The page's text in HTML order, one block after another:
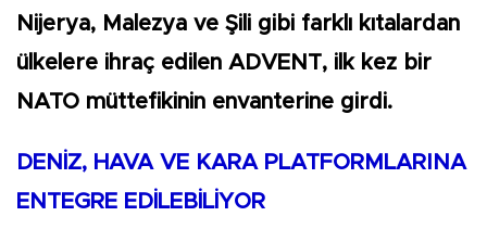
Nijerya, Malezya ve Şili gibi farklı kıtalardan
ülkelere ihraç edilen ADVENT, ilk kez bir
NATO müttefikinin envanterine girdi.
DENİZ, HAVA VE KARA PLATFORMLARINA
ENTEGRE EDİLEBİLİYOR